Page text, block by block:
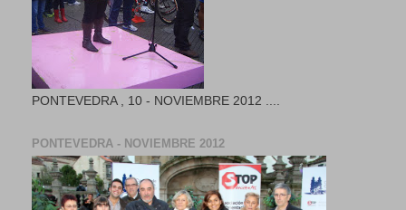
PONTEVEDRA , 10 - NOVIEMBRE 2012 ....
PONTEVEDRA - NOVIEMBRE 2012